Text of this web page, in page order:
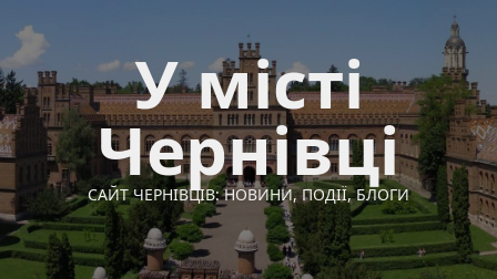
до
вмісту
У місті
Чернівці
САЙТ ЧЕРНІВЦІВ: НОВИНИ, ПОДІЇ, БЛОГИ